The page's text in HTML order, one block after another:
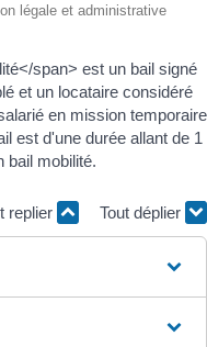
légale et administrative
span> est un bail signé
et un locataire considéré
en mission temporaire
est d'une durée allant de 1
bail mobilité.
replier Tout déplier